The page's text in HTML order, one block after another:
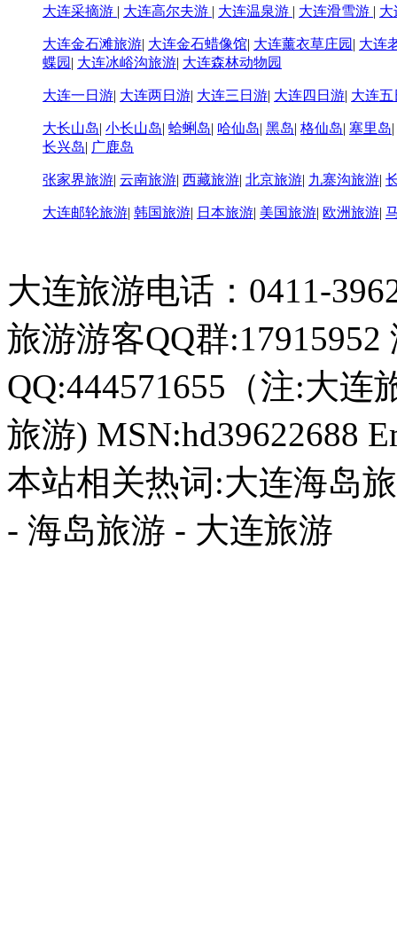
大连采摘游 | 大连高尔夫游 | 大连温泉游 | 大连滑雪游 |
大连金石滩旅游| 大连金石蜡像馆| 大连薰衣草庄园 | 大连
蝶园 | 大连冰峪沟旅游| 大连森林动物园
大连一日游| 大连两日游| 大连三日游| 大连四日游| 大连五
大长山岛| 小长山岛| 蛤蜊岛| 哈仙岛| 黑岛| 格仙岛| 塞里岛|
长兴岛| 广鹿岛
张家界旅游| 云南旅游| 西藏旅游| 北京旅游| 九寨沟旅游|
大连邮轮旅游| 韩国旅游| 日本旅游| 美国旅游| 欧洲旅游|
大连旅游电话：0411-
旅游游客QQ群
QQ:444571655（注:大连
旅游) MSN:hd39622688
本站相关热词:大连海岛
- 海岛旅游 - 大连旅游